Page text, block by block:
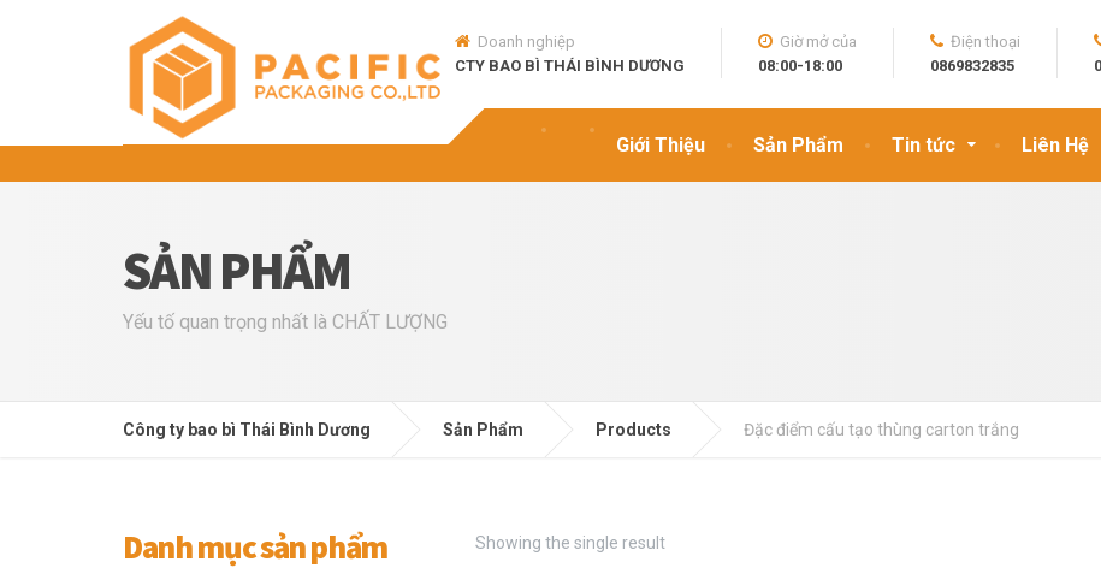
Giới Thiệu Sản Phẩm Tin tức Liên Hệ
Doanh nghiệp
CTY BAO BÌ THÁI BÌNH DƯƠNG
Giờ mở của
08:00-18:00
Điện thoại
0869832835
SẢN PHẨM
Yếu tố quan trọng nhất là CHẤT LƯỢNG
Công ty bao bì Thái Bình Dương Sản Phẩm Products Đặc điểm cấu tạo thùng carton trắng
Showing the single result
Danh mục sản phẩm